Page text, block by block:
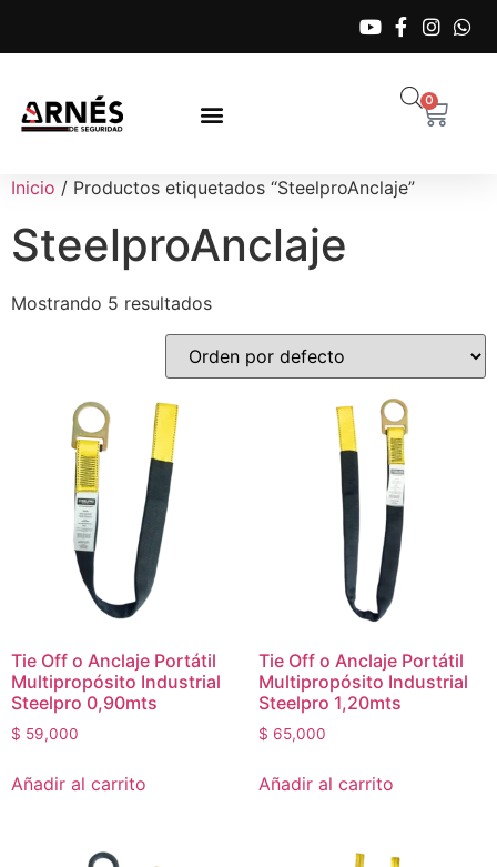
0
Inicio / Productos etiquetados “SteelproAnclaje”
SteelproAnclaje
Mostrando 5 resultados
Tie Off o Anclaje Portátil
Multipropósito Industrial
Steelpro 0,90mts
$ 59,000
Añadir al carrito
Tie Off o Anclaje Portátil
Multipropósito Industrial
Steelpro 1,20mts
$ 65,000
Añadir al carrito